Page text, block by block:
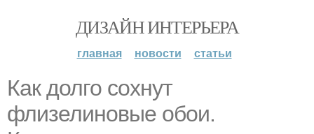
ДИЗАЙН ИНТЕРЬЕРА
главная новости статьи
Как долго сохнут
флизелиновые обои.